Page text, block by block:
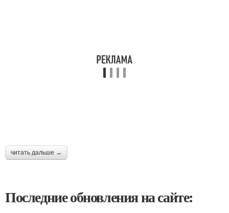
читать дальше →
Последние обновления на сайте: